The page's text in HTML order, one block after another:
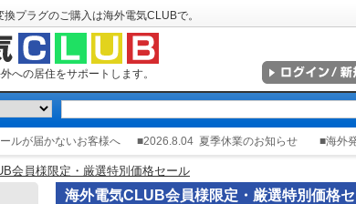
プラグのご購入は海外電気CLUBで。
への居住をサポートします。
ルが届かないお客様へ ■2026.8.04 夏季休業のお知らせ ■海外
会員様限定・厳選特別価格セール
海外電気CLUB会員様限定・厳選特別価格